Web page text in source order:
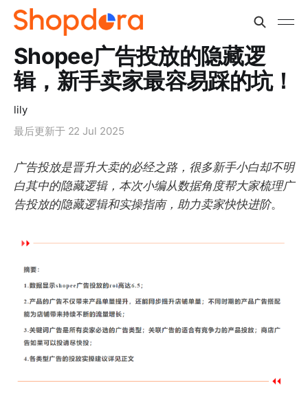
Shopee广告投放的隐藏逻
辑，新手卖家最容易踩的坑！
lily
最后更新于 22 Jul 2025
广告投放是晋升大卖的必经之路，很多新手小白却不明
白其中的隐藏逻辑，本次小编从数据角度帮大家梳理广
告投放的隐藏逻辑和实操指南，助力卖家快快进阶。